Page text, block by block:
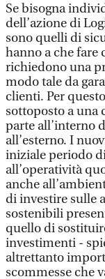
Se bisogna
dell’azione di
sono quelli di
hanno a che fare
richiedono una
modo tale da
clienti. Per
sottoposto a una
parte all’interno
all’esterno. I
iniziale periodo
all’operatività
anche
di investire sulle
sostenibili
quello di
investimenti -
altrettanto
scommesse che